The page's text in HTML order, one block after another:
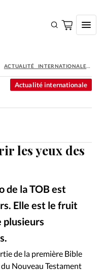
ACTUALITÉ INTERNATIONALE
les yeux des
de la TOB est
Elle est le fruit
plusieurs
Actualité internationale
de la première Bible
Nouveau Testament